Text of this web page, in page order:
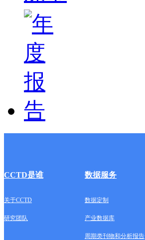
CCTD是谁 数据服务
关于CCTD 数据定制
研究团队 产业数据库
周期类刊物和分析报告